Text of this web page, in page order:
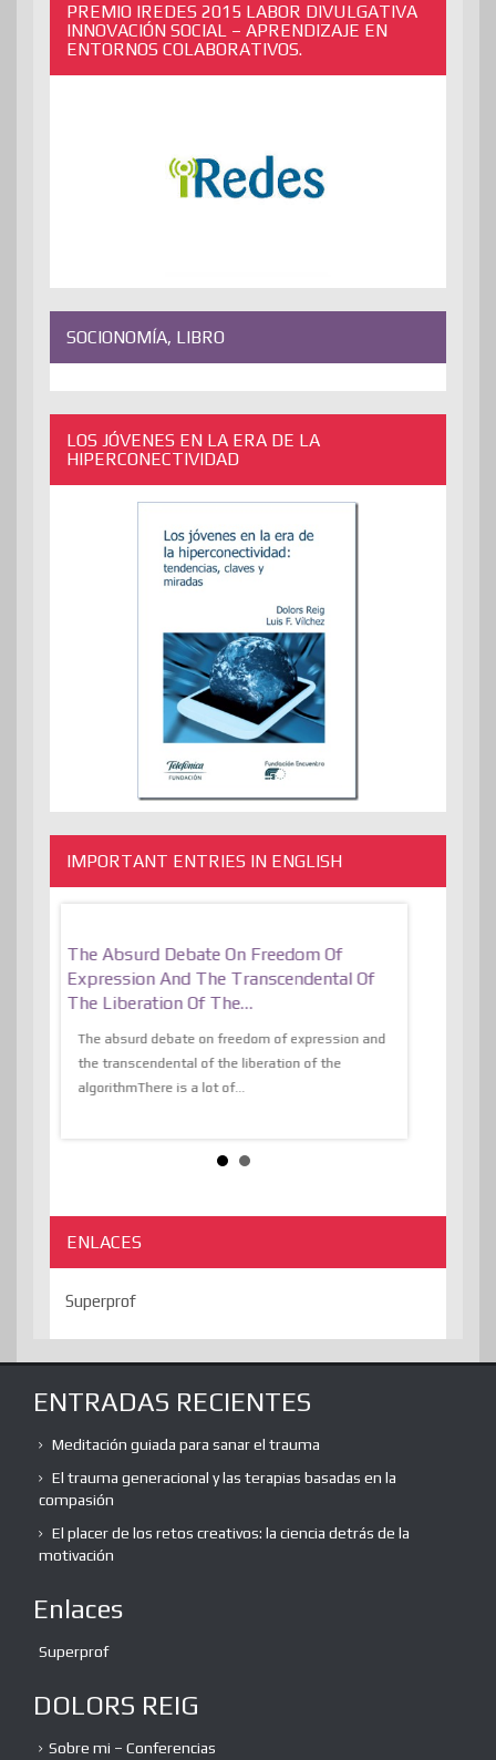
PREMIO IREDES 2015 LABOR DIVULGATIVA
INNOVACIÓN SOCIAL – APRENDIZAJE EN
ENTORNOS COLABORATIVOS.
SOCIONOMÍA, LIBRO
LOS JÓVENES EN LA ERA DE LA
HIPERCONECTIVIDAD
IMPORTANT ENTRIES IN ENGLISH
The Absurd Debate On Freedom Of
Expression And The Transcendental Of
The Liberation Of The…
The absurd debate on freedom of expression and
the transcendental of the liberation of the
algorithmThere is a lot of...
ENLACES
Superprof
ENTRADAS RECIENTES
Meditación guiada para sanar el trauma
El trauma generacional y las terapias basadas en la
compasión
El placer de los retos creativos: la ciencia detrás de la
motivación
Enlaces
Superprof
DOLORS REIG
Sobre mi – Conferencias